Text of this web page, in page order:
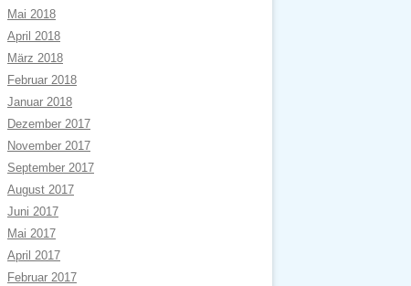
Mai 2018
April 2018
März 2018
Februar 2018
Januar 2018
Dezember 2017
November 2017
September 2017
August 2017
Juni 2017
Mai 2017
April 2017
Februar 2017